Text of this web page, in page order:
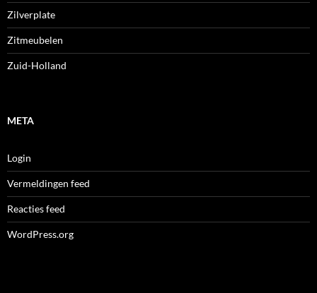
Zilverplate
Zitmeubelen
Zuid-Holland
META
Login
Vermeldingen feed
Reacties feed
WordPress.org